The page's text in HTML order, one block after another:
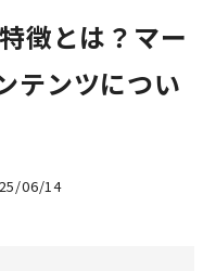
徴とは？マー
テンツについ
06/14